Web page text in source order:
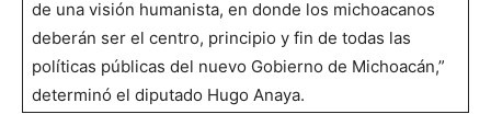
de una visión humanista, en donde los michoacanos
deberán ser el centro, principio y fin de todas las
políticas públicas del nuevo Gobierno de Michoacán,”
determinó el diputado Hugo Anaya.